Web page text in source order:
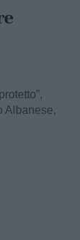
per
della notte